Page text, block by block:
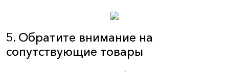
5. Обратите внимание на
сопутствующие товары